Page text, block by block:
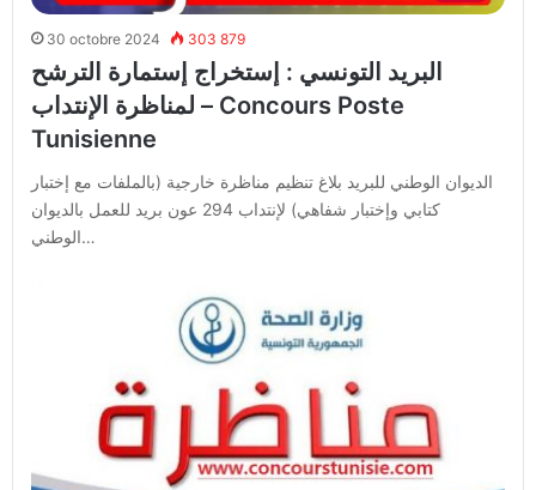
30 octobre 2024 303 879
البريد التونسي : إستخراج إستمارة الترشح
لمناظرة الإنتداب – Concours Poste
Tunisienne
الديوان الوطني للبريد بلاغ تنظيم مناظرة خارجية (بالملفات مع إختبار
كتابي وإختبار شفاهي) لإنتداب 294 عون بريد للعمل بالديوان
الوطني…